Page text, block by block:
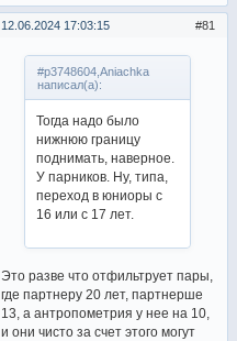
81
12.06.2024 17:03:15
#p3748604,Aniachka
написал(а):
Тогда надо было
нижнюю границу
поднимать, наверное.
У парников. Ну, типа,
переход в юниоры с
16 или с 17 лет.
Это разве что отфильтрует пары,
где партнеру 20 лет, партнерше
13, а антропометрия у нее на 10,
и они чисто за счет этого могут